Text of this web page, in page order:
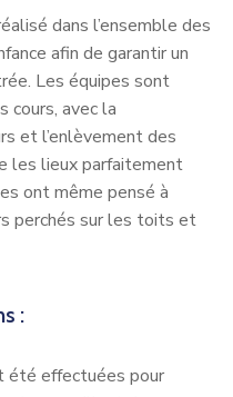
dans l’ensemble des
afin de garantir un
Les équipes sont
cours, avec la
et l’enlèvement des
les lieux parfaitement
ont même pensé à
perchés sur les toits et
:
été effectuées pour